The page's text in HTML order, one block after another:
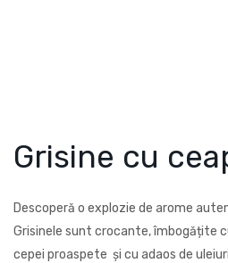
Grisine cu
Descoperă o explozie de arome
Grisinele sunt crocante, îmbogățite
cepei proaspete și cu adaos de